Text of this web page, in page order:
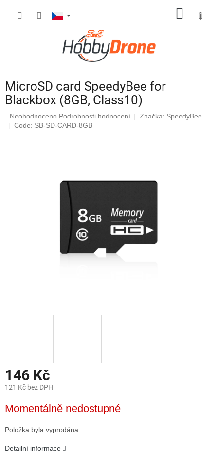
MicroSD card SpeedyBee for
Blackbox (8GB, Class10)
Průměrné
hodnocení
Neohodnoceno Podrobnosti hodnocení Značka: SpeedyBee
Code: SB-SD-CARD-8GB
146 Kč
121 Kč bez DPH
cena:
Momentálně nedostupné
Položka byla vyprodána…
Detailní informace